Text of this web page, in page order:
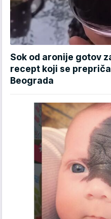
Sok od aronije gotov
recept koji se
Beograda